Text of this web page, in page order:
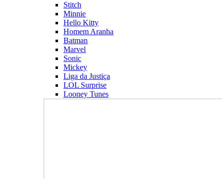
Stitch
Minnie
Hello Kitty
Homem Aranha
Batman
Marvel
Sonic
Mickey
Liga da Justiça
LOL Surprise
Looney Tunes